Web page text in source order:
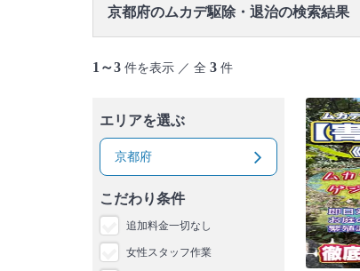
京都府のムカデ駆除・退治の検索結果
1～3 件を表示 ／ 全 3 件
エリアを選ぶ
京都府
こだわり条件
追加料金一切なし
女性スタッフ作業